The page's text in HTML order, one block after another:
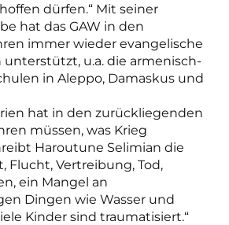
dürfen.“ Mit seiner
hat das GAW in den
immer wieder evangelische
unterstützt, u.a. die armenisch-
in Aleppo, Damaskus und
hat in den zurückliegenden
müssen, was Krieg
Haroutune Selimian die
Flucht, Vertreibung, Tod,
ein Mangel an
Dingen wie Wasser und
Kinder sind traumatisiert.“